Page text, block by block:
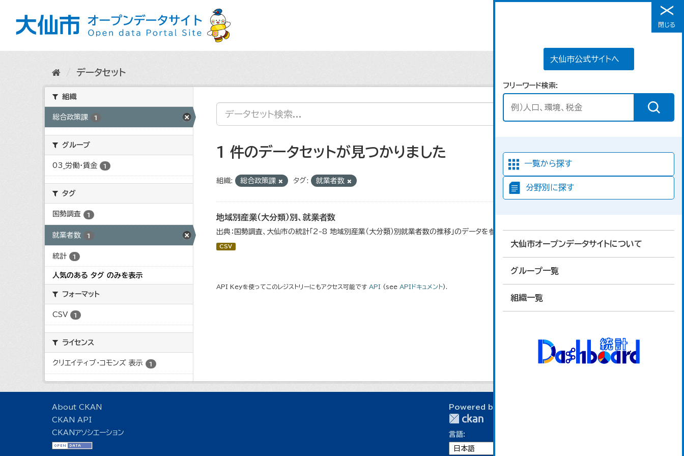
メニュー
大仙市公式サイトへ
フリーワード検索
一覧から探す
分野別に探す
大仙市オープンデータサイトについて
グループ一覧
組織一覧
閉じる
データセット
組織
総合政策課 1
グループ
03_労働・賃金 1
タグ
国勢調査 1
就業者数 1
統計 1
人気のある タグ のみを表示
フォーマット
CSV 1
ライセンス
クリエイティブ・コモンズ 表示 1
1 件のデータセットが見つかりました
組織: 総合政策課 タグ: 就業者数
地域別産業（大分類）別、就業者数
出典：国勢調査、大仙市の統計「2-8 地域別産業（大分類）別就業者数の推移」のデータを参照しています。
CSV
API Keyを使ってこのレジストリーにもアクセス可能です API (see APIドキュメント).
About CKAN
CKAN API
CKANアソシエーション
Powered by
言語